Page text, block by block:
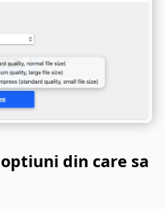
din care sa